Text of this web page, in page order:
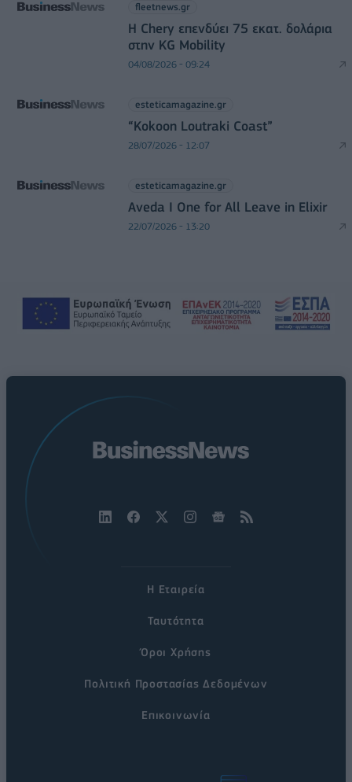
fleetnews.gr
Η Chery επενδύει 75 εκατ. δολάρια
στην KG Mobility
04/08/2026 - 09:24
esteticamagazine.gr
“Kokoon Loutraki Coast”
28/07/2026 - 12:07
esteticamagazine.gr
Aveda I One for All Leave in Elixir
22/07/2026 - 13:20
Η Εταιρεία
Ταυτότητα
Όροι Χρήσης
Πολιτική Προστασίας Δεδομένων
Επικοινωνία